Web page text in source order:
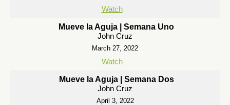
Watch
Mueve la Aguja | Semana Uno
John Cruz
March 27, 2022
Watch
Mueve la Aguja | Semana Dos
John Cruz
April 3, 2022